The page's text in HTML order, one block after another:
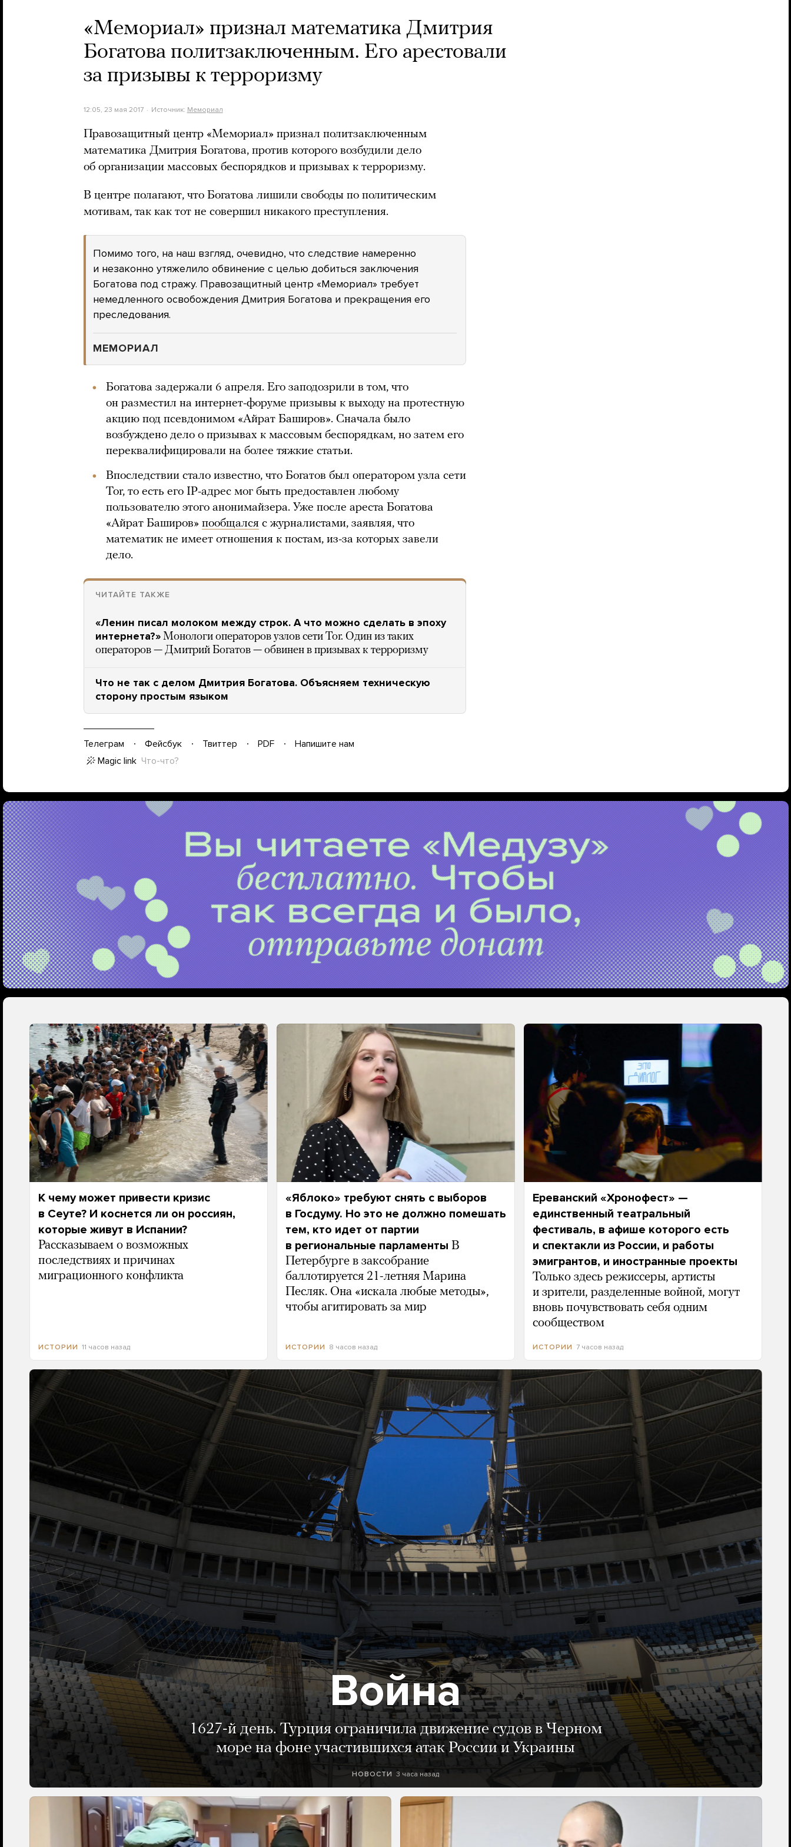
«Мемориал» признал математика Дмитрия
Богатова политзаключенным. Его арестовали
за призывы к терроризму
12:05, 23 мая 2017 Источник: Мемориал
Правозащитный центр «Мемориал» признал политзаключенным
математика Дмитрия Богатова, против которого возбудили дело
об организации массовых беспорядков и призывах к терроризму.
В центре полагают, что Богатова лишили свободы по политическим
мотивам, так как тот не совершил никакого преступления.
Помимо того, на наш взгляд, очевидно, что следствие намеренно
и незаконно утяжелило обвинение с целью добиться заключения
Богатова под стражу. Правозащитный центр «Мемориал» требует
немедленного освобождения Дмитрия Богатова и прекращения его
преследования.
МЕМОРИАЛ
Богатова задержали 6 апреля. Его заподозрили в том, что
он разместил на интернет-форуме призывы к выходу на протестную
акцию под псевдонимом «Айрат Баширов». Сначала было
возбуждено дело о призывах к массовым беспорядкам, но затем его
переквалифицировали на более тяжкие статьи.
Впоследствии стало известно, что Богатов был оператором узла сети
Tor, то есть его IP-адрес мог быть предоставлен любому
пользователю этого анонимайзера. Уже после ареста Богатова
«Айрат Баширов» пообщался с журналистами, заявляя, что
математик не имеет отношения к постам, из-за которых завели
дело.
ЧИТАЙТЕ ТАКЖЕ
«Ленин писал молоком между строк. А что можно сделать в эпоху
интернета?» Монологи операторов узлов сети Tor. Один из таких
операторов — Дмитрий Богатов — обвинен в призывах к терроризму
Что не так с делом Дмитрия Богатова. Объясняем техническую
сторону простым языком
Телеграм Фейсбук Твиттер PDF
Напишите нам
Magic link Что-что?
К чему может привести кризис
в Сеуте? И коснется ли он россиян,
которые живут в Испании?
Рассказываем о возможных
последствиях и причинах
миграционного конфликта
ИСТОРИИ 11 часов назад
«Яблоко» требуют снять с выборов
в Госдуму. Но это не должно помешать
тем, кто идет от партии
в региональные парламенты В
Петербурге в заксобрание
баллотируется 21-летняя Марина
Песляк. Она «искала любые методы»,
чтобы агитировать за мир
ИСТОРИИ 8 часов назад
Ереванский «Хронофест» —
единственный театральный
фестиваль, в афише которого есть
и спектакли из России, и работы
эмигрантов, и иностранные проекты
Только здесь режиссеры, артисты
и зрители, разделенные войной, могут
вновь почувствовать себя одним
сообществом
ИСТОРИИ 7 часов назад
Война
1627-й день. Турция ограничила движение судов в Черном
море на фоне участившихся атак России и Украины
НОВОСТИ 3 часа назад